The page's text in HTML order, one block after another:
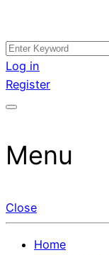
Skip
to
content
อสังหาโพสต์ รีวิวเย
หา แตกต่างอย่างตั้ง
กับทีมงานบริษัท บ้า
รับจ้างโพสอสังหา ข
โพสต์ ที่ดิน กับทีมง
ขายได้จริงๆ ช่วยส
Search
for:
Log in
Register
Menu
Close
Home